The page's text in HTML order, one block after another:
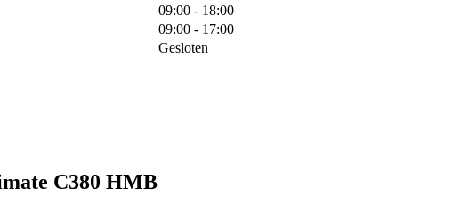
09:00 - 18:00
09:00 - 17:00
Gesloten
C380 HMB